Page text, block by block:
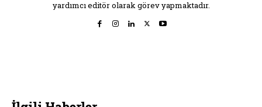
yardımcı editör olarak görev yapmaktadır.